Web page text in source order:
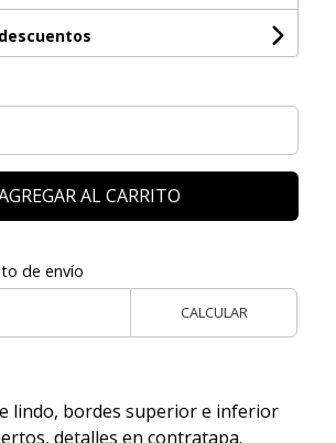
AL CARRITO
de envío
CALCULAR
lindo, bordes superior e inferior
detalles en contratapa.